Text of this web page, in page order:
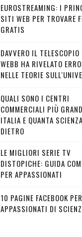
EUROSTREAMING: I
SITI WEB PER TROVARE
GRATIS
DAVVERO IL TELESCOPIO
WEBB HA RIVELATO
NELLE TEORIE
QUALI SONO I CENTRI
COMMERCIALI PIÙ
ITALIA E QUANTA
DIETRO
LE MIGLIORI SERIE TV
DISTOPICHE: GUIDA
PER APPASSIONATI
10 PAGINE FACEBOOK PER
APPASSIONATI DI